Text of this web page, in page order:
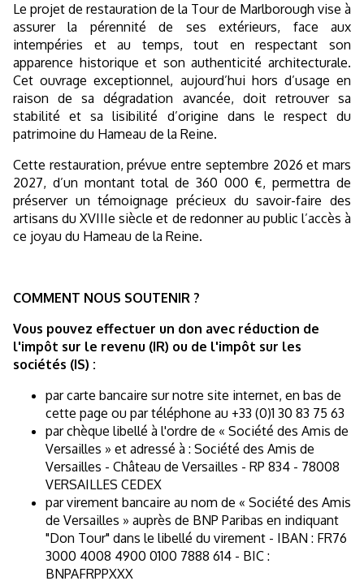
Le projet de restauration de la Tour de Marlborough vise à
assurer la pérennité de ses extérieurs, face aux
intempéries et au temps, tout en respectant son
apparence historique et son authenticité architecturale.
Cet ouvrage exceptionnel, aujourd’hui hors d’usage en
raison de sa dégradation avancée, doit retrouver sa
stabilité et sa lisibilité d’origine dans le respect du
patrimoine du Hameau de la Reine.
Cette restauration, prévue entre septembre 2026 et mars
2027, d’un montant total de 360 000 €, permettra de
préserver un témoignage précieux du savoir-faire des
artisans du XVIIIe siècle et de redonner au public l’accès à
ce joyau du Hameau de la Reine.
COMMENT NOUS SOUTENIR ?
Vous pouvez effectuer un don avec réduction de
l'impôt sur le revenu (IR) ou de l'impôt sur les
sociétés (IS) :
par carte bancaire sur notre site internet, en bas de
cette page ou par téléphone au +33 (0)1 30 83 75 63
par chèque libellé à l'ordre de « Société des Amis de
Versailles » et adressé à : Société des Amis de
Versailles - Château de Versailles - RP 834 - 78008
VERSAILLES CEDEX
par virement bancaire au nom de « Société des Amis
de Versailles » auprès de BNP Paribas en indiquant
"Don Tour" dans le libellé du virement - IBAN : FR76
3000 4008 4900 0100 7888 614 - BIC :
BNPAFRPPXXX